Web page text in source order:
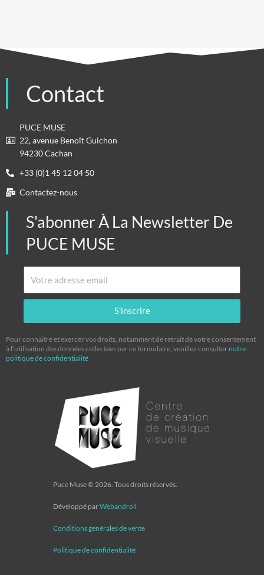
Contact
PUCE MUSE
22, avenue Benoît Guichon
94230 Cachan
+33 (0)1 45 12 04 50
Contactez-nous
S'abonner À La Newsletter De
PUCE MUSE
S'inscrire
Pour connaitre et exercer vos droits, notamment de retrait de votre consentement
à l’utilisation des données collectées par ce formulaire, veuillez consulter notre
politique de confidentialité
Puce Muse © 2026. Tous droits réservés.
Développé parWebandroll
Conditions générales de vente
Politique de confidentialité